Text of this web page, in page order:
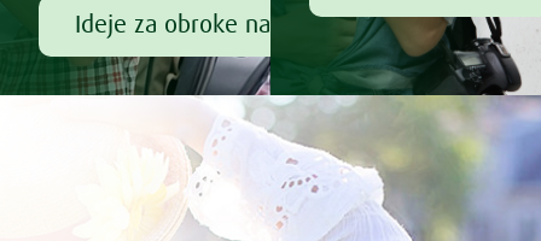
Ideje za obroke na poti